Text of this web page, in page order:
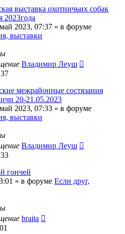
выставка охотничьих собак
2023года
2023, 07:37 » в форуме
выставки
Владимир Леуш
межрайонные состязания
20-21.05.2023
2023, 07:33 » в форуме
выставки
Владимир Леуш
гончей
» в форуме Если друг,
braita